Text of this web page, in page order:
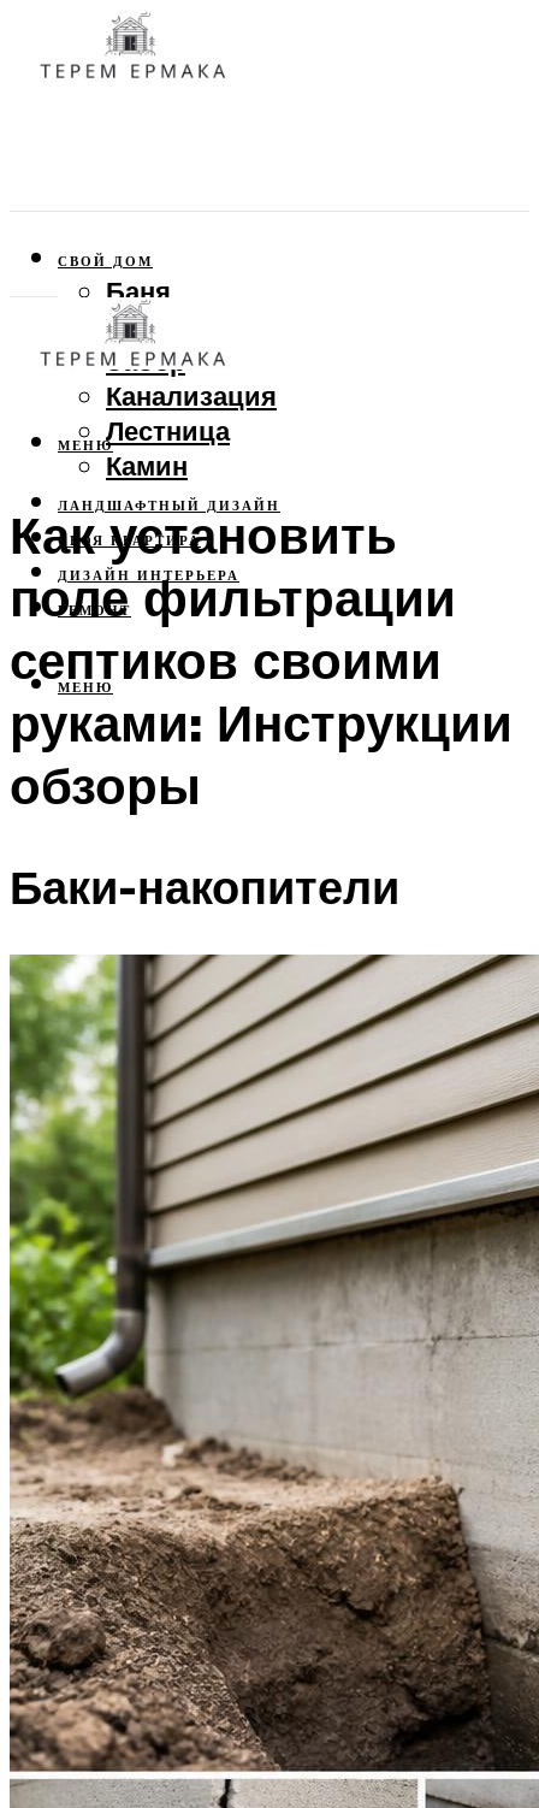
СВОЙ ДОМ
Баня
Веранда
Забор
Канализация
Лестница
Камин
ЛАНДШАФТНЫЙ ДИЗАЙН
СВОЯ КВАРТИРА
ДИЗАЙН ИНТЕРЬЕРА
РЕМОНТ
МЕНЮ
МЕНЮ
Как установить
поле фильтрации
септиков своими
руками: Инструкции
обзоры
Баки-накопители